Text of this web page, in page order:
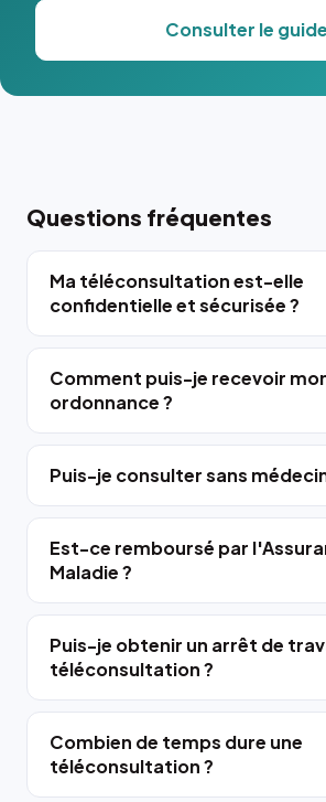
Consulter le guide
Questions fréquentes
Ma téléconsultation est-elle
confidentielle et sécurisée ?
Comment puis-je recevoir
ordonnance ?
Puis-je consulter sans
Est-ce remboursé par
Maladie ?
Puis-je obtenir un arrêt de
téléconsultation ?
Combien de temps dure une
téléconsultation ?